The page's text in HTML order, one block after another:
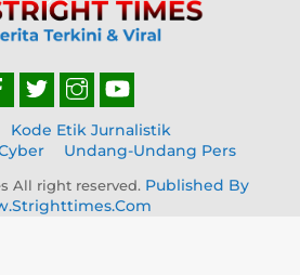
To
Top
Kode Etik Jurnalistik
Undang-Undang Pers
All right reserved. Published By